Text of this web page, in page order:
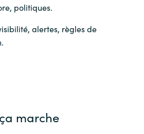
politiques.
alertes, règles de
marche